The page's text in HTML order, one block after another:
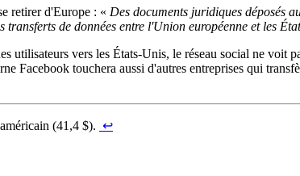
retirer d'Europe : « Des documents juridiques déposés
de données entre l'Union européenne et les
utilisateurs vers les États-Unis, le réseau social ne voit
Facebook touchera aussi d'autres entreprises qui
(41,4 $). ↩︎